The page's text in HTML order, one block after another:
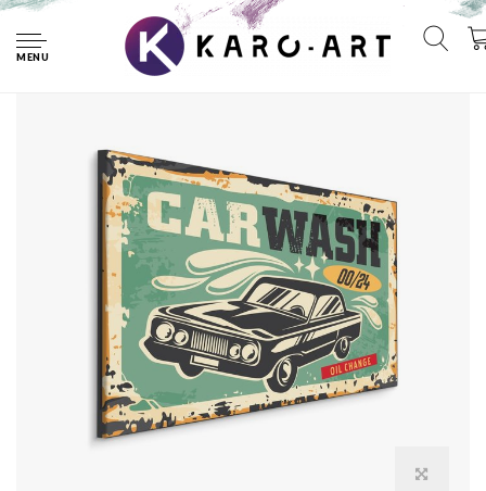
MENU
Schilderij - Carwash, Reclamebord, 5 maten, Premium Print